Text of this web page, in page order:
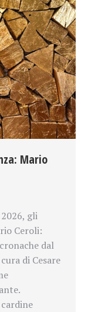
Mario
gli
Ceroli:
dal
di Cesare